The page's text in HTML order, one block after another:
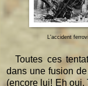
L'accident
Toutes ces
dans une fusion
(encore lui! Eh oui,